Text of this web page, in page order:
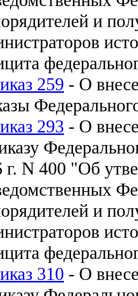
и
259 - О
293 - О
г. N 400 "Об
и
310 - О